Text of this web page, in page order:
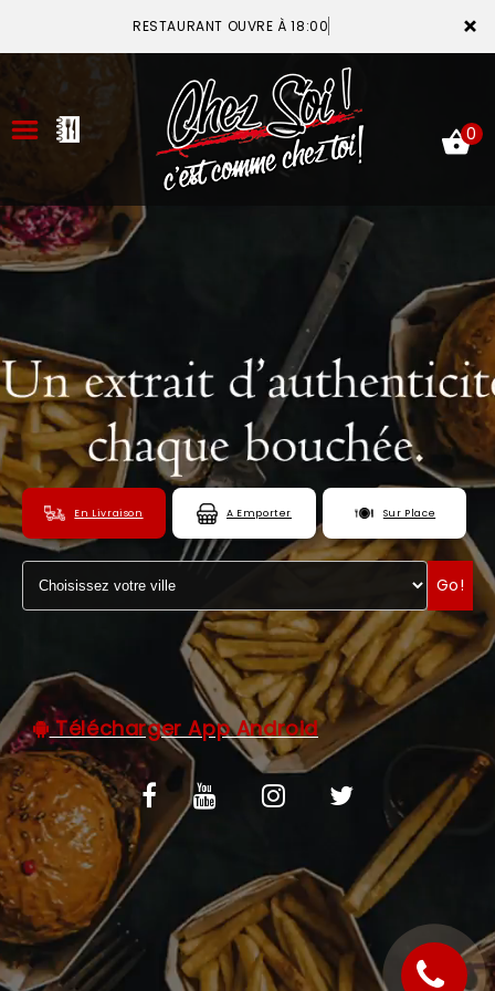
×
RESTAURANT OUVRE À 18:00
ACCUEIL
VOTRE COMPTE
NOTRE RESTAURANT
VOS AVIS
MENTIONS LÉGALES
C.G.V
ZONES DE LIVRAISON
0
En Livraison A Emporter Sur Place
Go!
Télécharger App Android